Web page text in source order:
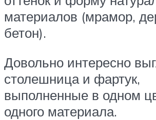
материалов (мрамор,
бетон).
Довольно интересно
столешница и фартук,
выполненные в одном
одного материала.